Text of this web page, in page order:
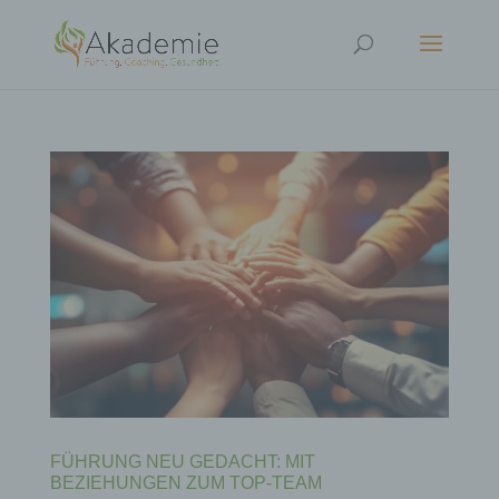
FÜHRUNG NEU GEDACHT: MIT
BEZIEHUNGEN ZUM TOP-TEAM